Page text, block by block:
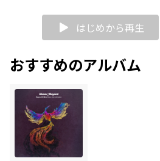
はじめから再生
おすすめのアルバム